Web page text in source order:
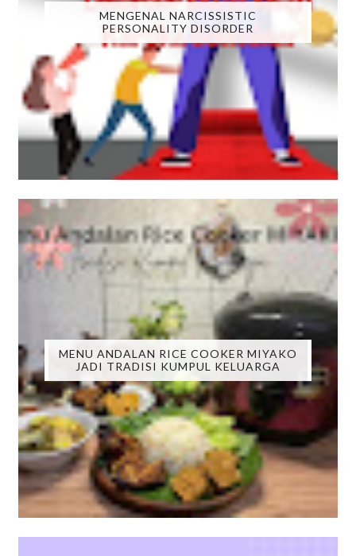
MENGENAL NARCISSISTIC
PERSONALITY DISORDER
MENU ANDALAN RICE COOKER MIYAKO
JADI TRADISI KUMPUL KELUARGA